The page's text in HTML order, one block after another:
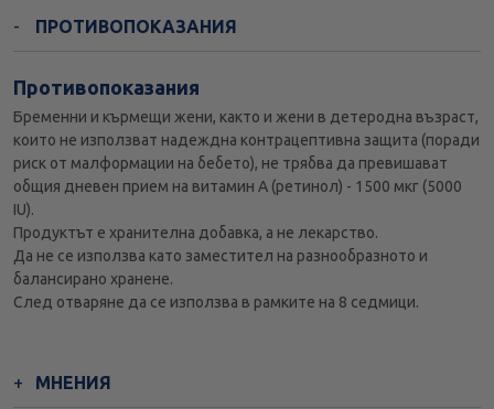
ПРОТИВОПОКАЗАНИЯ
Противопоказания
Бременни и кърмещи жени, както и жени в детеродна възраст,
които не използват надеждна контрацептивна защита (поради
риск от малформации на бебето), не трябва да превишават
общия дневен прием на витамин A (ретинол) - 1500 мкг (5000
IU).
Продуктът е хранителна добавка, а не лекарство.
Да не се използва като заместител на разнообразното и
балансирано хранене.
След отваряне да се използва в рамките на 8 седмици.
МНЕНИЯ